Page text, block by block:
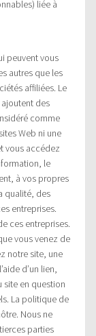
liée à
peuvent vous
autres que les
affiliées. Le
des
comme
Web ni une
vous accédez
le
à vos propres
qualité, des
entreprises.
ces entreprises.
vous venez de
notre site, une
d’un lien,
en question
La politique de
Nous ne
parties